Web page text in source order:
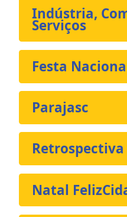
Indústria,
Serviços
Festa
Parajasc
Retrospectiva
Natal